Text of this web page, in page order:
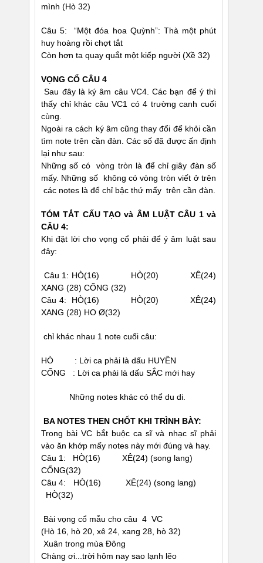
mình (Hò 32)
Câu 5: “Một đóa hoa Quỳnh”: Thà một phút
huy hoàng rồi chợt tắt
Còn hơn ta quay quắt một kiếp người (Xề 32)
VỌNG CỔ CÂU 4
Sau đây là ký âm câu VC4. Các bạn để ý thì
thấy chỉ khác câu VC1 có 4 trường canh cuối
cùng.
Ngoài ra cách ký âm cũng thay đổi để khỏi cần
tìm note trên cần đàn. Các số đã được ấn định
lại như sau:
Những số có vòng tròn là để chỉ giây đàn số
mấy. Những số không có vòng tròn viết ở trên
các notes là để chỉ bậc thứ mấy trên cần đàn.
TÓM TẮT CẤU TẠO và ÂM LUẬT CÂU 1 và
CÂU 4:
Khi đặt lời cho vọng cổ phải để ý âm luật sau
đây:
Câu 1: HÒ(16) HÒ(20) XÊ(24)
XANG (28) CỐNG (32)
Câu 4: HÒ(16) HÒ(20) XÊ(24)
XANG (28) HO Ø(32)
chỉ khác nhau 1 note cuối câu:
HÒ : Lời ca phải là dấu HUYỀN
CỐNG : Lời ca phải là dấu SẮC mới hay
Những notes khác có thể du di.
BA NOTES THEN CHỐT KHI TRÌNH BÀY:
Trong bài VC bắt buộc ca sĩ và nhạc sĩ phải
vào ăn khớp mấy notes này mới đúng và hay.
Câu 1: HÒ(16) XÊ(24) (song lang)
CỐNG(32)
Câu 4: HÒ(16) XÊ(24) (song lang)
HÒ(32)
Bài vọng cổ mẫu cho câu 4 VC
(Hò 16, hò 20, xê 24, xang 28, hò 32)
Xuân trong mùa Ðông
Chàng ơi...trời hôm nay sao lạnh lẽo